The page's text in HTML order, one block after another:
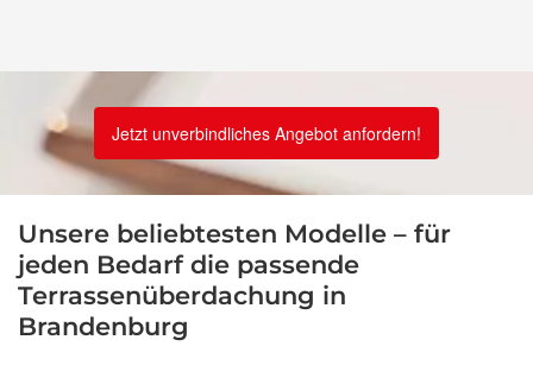
Jetzt unverbindliches Angebot anfordern!
Unsere beliebtesten Modelle – für
jeden Bedarf die passende
Terrassenüberdachung in
Brandenburg